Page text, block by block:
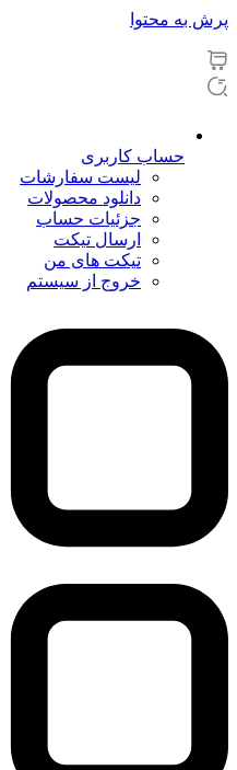
پرش به محتوا
حساب کاربری
لیست سفارشات
دانلود محصولات
جزئیات حساب
ارسال تیکت
تیکت های من
خروج از سیستم